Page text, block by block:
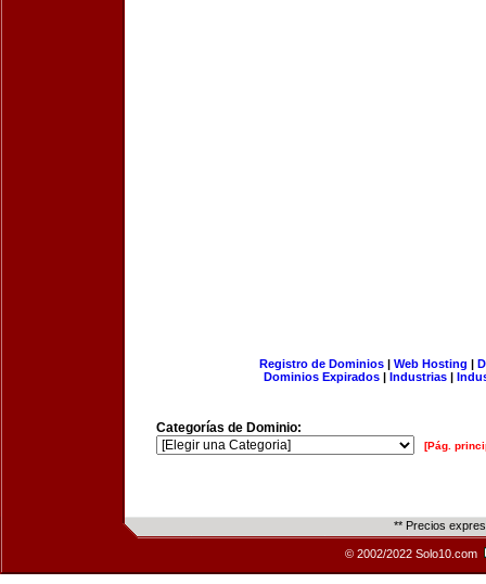
Registro de Dominios| Web Hosting |
Dominios Expirados | Industrias |
Categorías de Dominio:
[Pág.
** Precios
© 2002/2022 Solo10.com